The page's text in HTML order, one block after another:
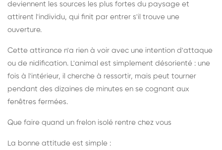
deviennent les sources les plus fortes du paysage et
attirent l'individu, qui finit par entrer s'il trouve une
ouverture.
Cette attirance n'a rien à voir avec une intention d'attaque
ou de nidification. L'animal est simplement désorienté : une
fois à l'intérieur, il cherche à ressortir, mais peut tourner
pendant des dizaines de minutes en se cognant aux
fenêtres fermées.
Que faire quand un frelon isolé rentre chez vous
La bonne attitude est simple :